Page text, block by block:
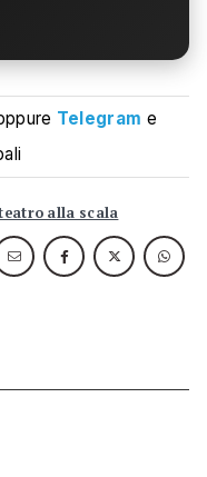
Telegram e
alla scala